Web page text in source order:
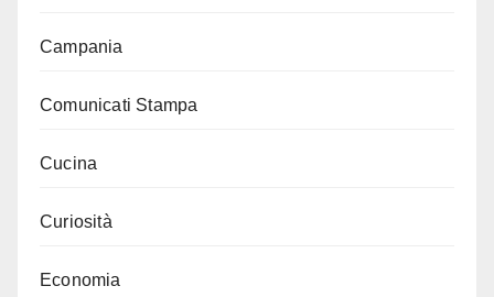
Campania
Comunicati Stampa
Cucina
Curiosità
Economia